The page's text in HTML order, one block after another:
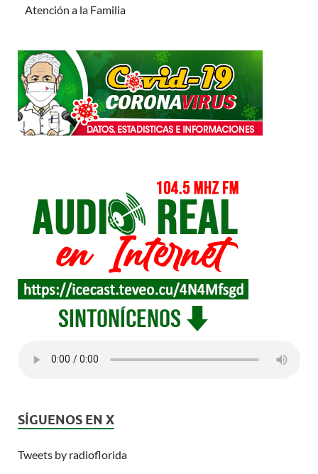
Atención a la Familia
SÍGUENOS EN X
Tweets by radioflorida